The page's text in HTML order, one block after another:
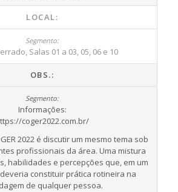
LOCAL:
Salas 01 a 03, 05, 06 e 10
OBS.:
Informações:
coger2022.com.br/
2022 é discutir um mesmo tema sob
profissionais da área. Uma mistura
habilidades e percepções que, em um
constituir prática rotineira na
de qualquer pessoa.